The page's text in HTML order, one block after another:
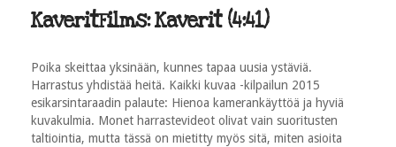
KaveritFilms: Kaverit (4:41)
Poika skeittaa yksinään, kunnes tapaa uusia ystäviä.
Harrastus yhdistää heitä. Kaikki kuvaa -kilpailun 2015
esikarsintaraadin palaute: Hienoa kamerankäyttöä ja hyviä
kuvakulmia. Monet harrastevideot olivat vain suoritusten
taltiointia, mutta tässä on mietitty myös sitä, miten asioita